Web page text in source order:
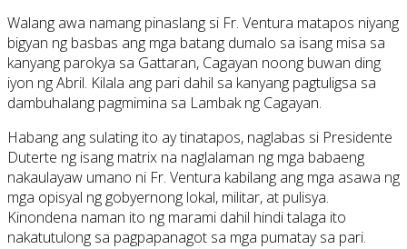
Walang awa namang pinaslang si Fr. Ventura matapos niyang
bigyan ng basbas ang mga batang dumalo sa isang misa sa
kanyang parokya sa Gattaran, Cagayan noong buwan ding
iyon ng Abril. Kilala ang pari dahil sa kanyang pagtuligsa sa
dambuhalang pagmimina sa Lambak ng Cagayan.
Habang ang sulating ito ay tinatapos, naglabas si Presidente
Duterte ng isang matrix na naglalaman ng mga babaeng
nakaulayaw umano ni Fr. Ventura kabilang ang mga asawa ng
mga opisyal ng gobyernong lokal, militar, at pulisya.
Kinondena naman ito ng marami dahil hindi talaga ito
nakatutulong sa pagpapanagot sa mga pumatay sa pari.